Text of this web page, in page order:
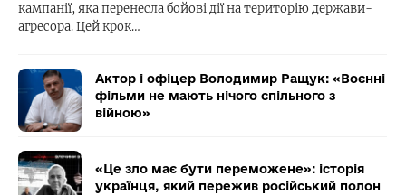
кампанії, яка перенесла бойові дії на територію держави-
агресора. Цей крок…
Актор і офіцер Володимир Ращук: «Воєнні
фільми не мають нічого спільного з
війною»
«Це зло має бути переможене»: історія
українця, який пережив російський полон